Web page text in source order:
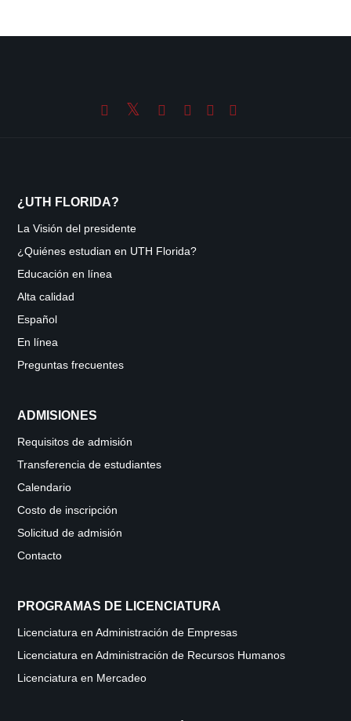
¿UTH FLORIDA?
La Visión del presidente
¿Quiénes estudian en UTH Florida?
Educación en línea
Alta calidad
Español
En línea
Preguntas frecuentes
ADMISIONES
Requisitos de admisión
Transferencia de estudiantes
Calendario
Costo de inscripción
Solicitud de admisión
Contacto
PROGRAMAS DE LICENCIATURA
Licenciatura en Administración de Empresas
Licenciatura en Administración de Recursos Humanos
Licenciatura en Mercadeo